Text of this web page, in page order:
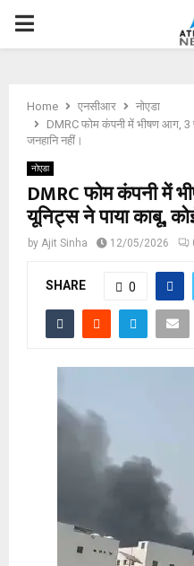
P
M
A
Home एनसीआर
नोएडा
DMRC फोम कंपनी में भीषण आग, 3
जनहानि नहीं।
नोएडा
DMRC फोम कंपनी में
यूनिट्स ने पाया काबू,
by Ajit Sinha 12/05/2026
SHARE 0